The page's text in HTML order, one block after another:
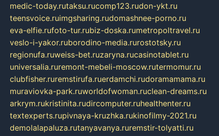
medic-today.rutaksu.rucomp123.rudon-ykt.ru
teensvoice.ruimgsharing.rudomashnee-porno.ru
eva-elfie.rufoto-tur.rubiz-doska.rumetropoltravel.ru
veslo-i-yakor.ruborodino-media.rurostotsky.ru
regionufa.ruweiss-bet.ruzaryna.rucasinotablet.ru
universalia.ruremont-mebeli-moscow.rutermomur.ru
clubfisher.ruremstirufa.ruerdamchi.rudoramamama.ru
muraviovka-park.ruworldofwoman.ruclean-dreams.ru
arkrym.rukristinita.rudircomputer.ruhealthenter.ru
textexperts.rupivnaya-kruzhka.rukinofilmy-2021.ru
demolalapaluza.rutanyavanya.ruremstir-tolyatti.ru